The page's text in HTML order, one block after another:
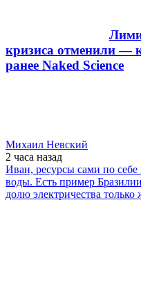
кризиса отменили —
ранее Naked Science
Михаил Невский
2 часа назад
Иван, ресурсы сами по
воды. Есть пример
долю электричества только